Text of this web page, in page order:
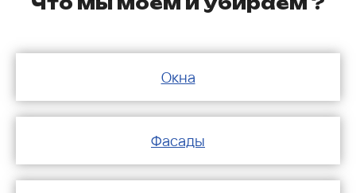
Окна
Фасады